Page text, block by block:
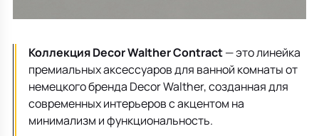
Детская посуда
Декоративные блюда
Мебель для ванной
Аксессуары для ванной
Полотенцесушители, Радиаторы
Подушки-вкладыши
Декор дома
Терраса и балкон
Коллекция Decor Walther Contract— это линейка
премиальных аксессуаров для ванной комнаты от
немецкого бренда Decor Walther, созданная для
современных интерьеров с акцентом на
минимализм и функциональность.